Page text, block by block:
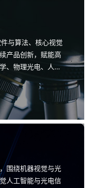
与算法、核心视觉
产品创新，赋能高
、物理光电、人工
成像视觉解决方案
能大时代。
围绕机器视觉与光
人工智能与光电信